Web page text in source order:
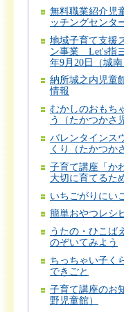
無料職業紹介児
ッチングセンタ
地域子育て支援
ン事業 Let's指
年9月20日（城南
納所城之内児童
情報
むかしのおもち
う（たかつかさ
バレンタインス
くり（たかつか
子育て講座「か
大切に育てるた
いちごがりにい
簡単おやつレシ
うたの・ひこば
のぞいてみよう
ちっちゃい子く
できごと
子育て講座のお
野児童館）